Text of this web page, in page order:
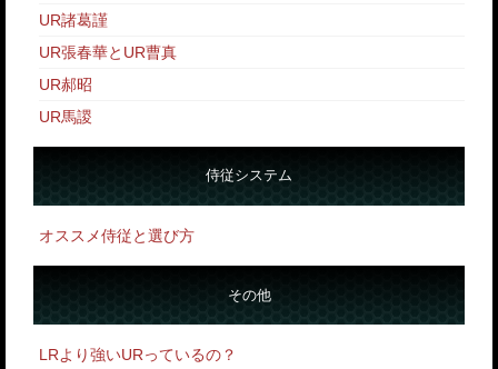
UR諸葛謹
UR張春華とUR曹真
UR郝昭
UR馬謖
侍従システム
オススメ侍従と選び方
その他
LRより強いURっているの？